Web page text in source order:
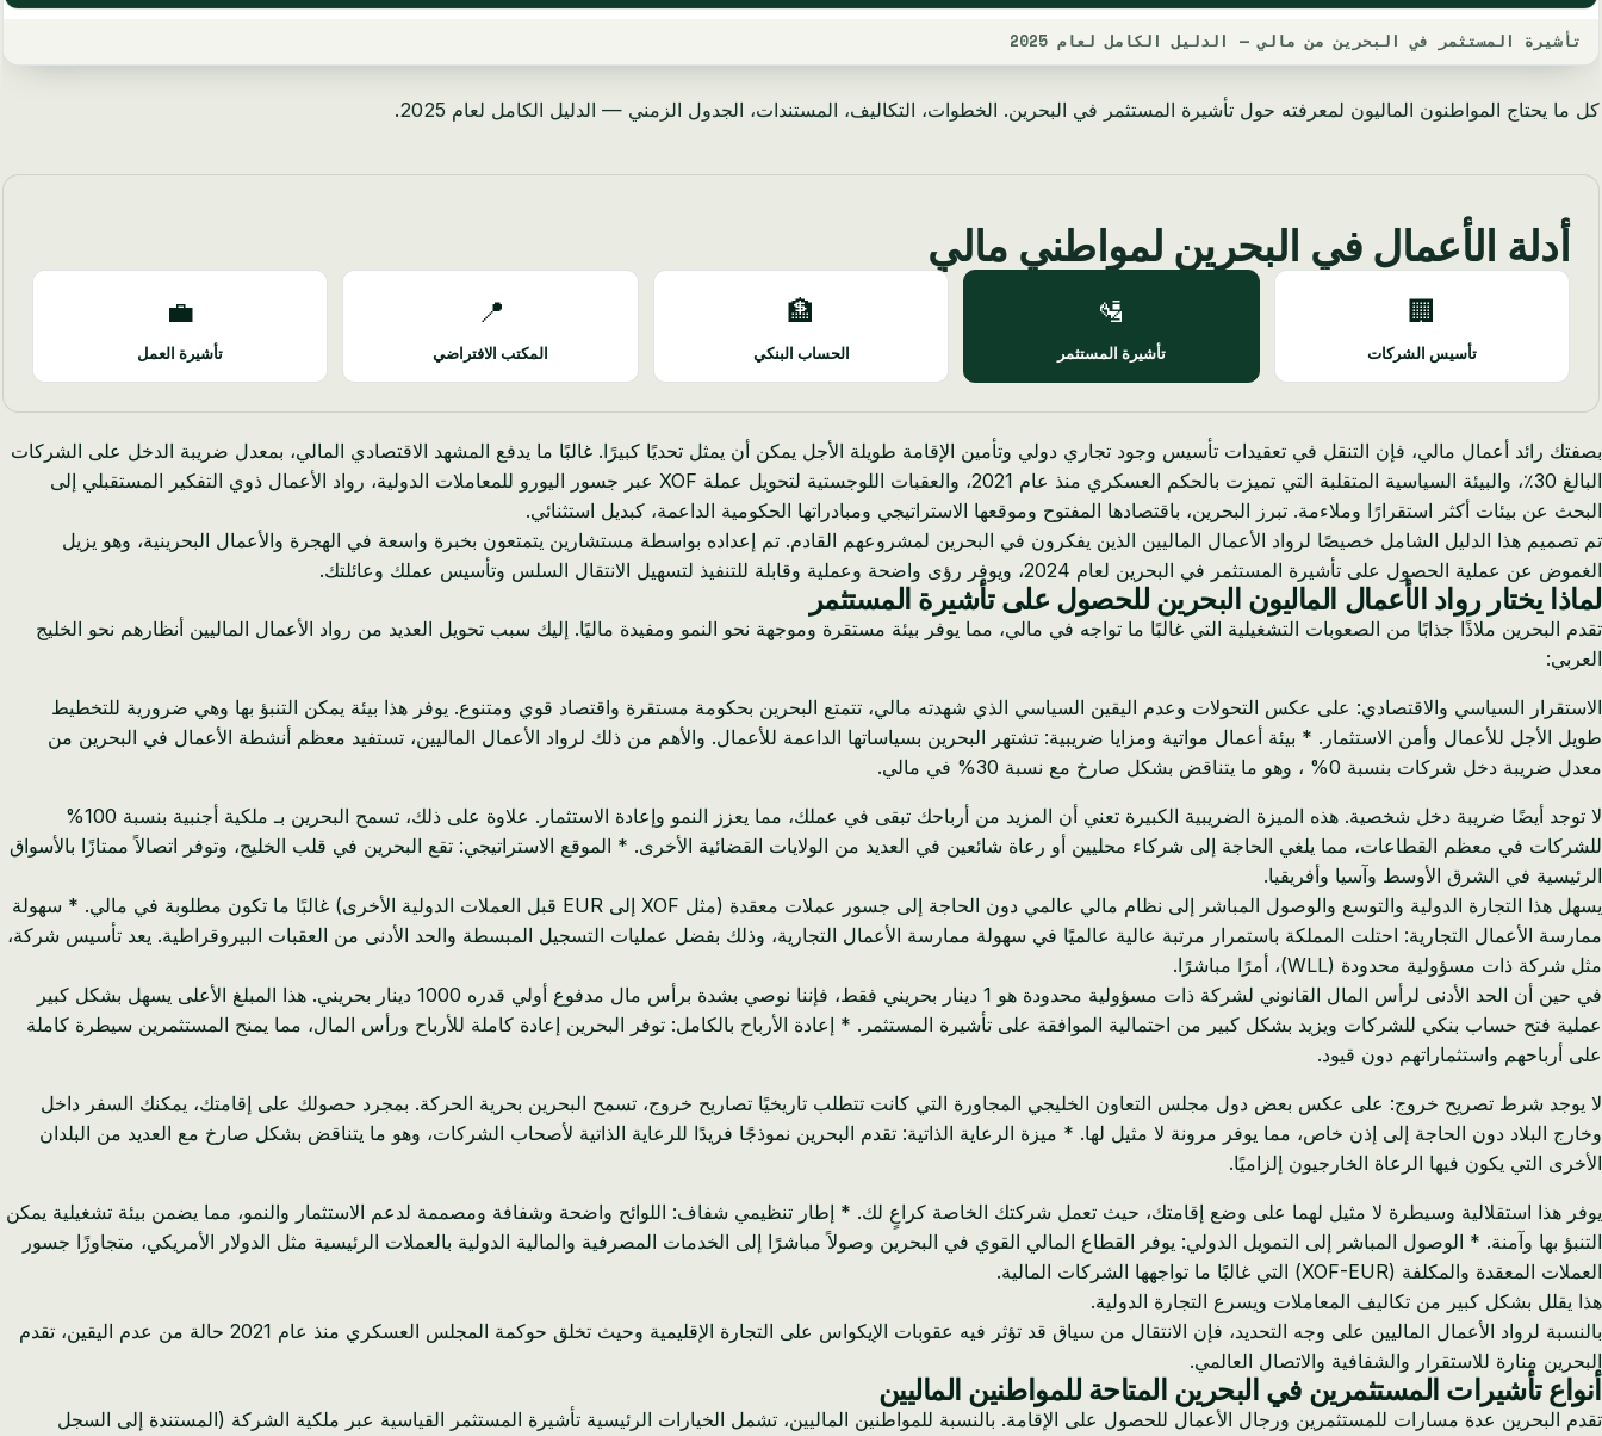
تأشيرة المستثمر في البحرين من مالي — الدليل الكامل لعام 2025
كل ما يحتاج المواطنون الماليون لمعرفته حول تأشيرة المستثمر في البحرين. الخطوات، التكاليف، المستندات، الجدول الزمني — الدليل الكامل لعام 2025.
أدلة الأعمال في البحرين لمواطني مالي
🏢
تأسيس الشركات
🛂
تأشيرة المستثمر
🏦
الحساب البنكي
📍
المكتب الافتراضي
💼
تأشيرة العمل
بصفتك رائد أعمال مالي، فإن التنقل في تعقيدات تأسيس وجود تجاري دولي وتأمين الإقامة طويلة الأجل يمكن أن يمثل تحديًا كبيرًا. غالبًا ما يدفع المشهد الاقتصادي المالي، بمعدل ضريبة الدخل على الشركات
البالغ 30٪، والبيئة السياسية المتقلبة التي تميزت بالحكم العسكري منذ عام 2021، والعقبات اللوجستية لتحويل عملة XOF عبر جسور اليورو للمعاملات الدولية، رواد الأعمال ذوي التفكير المستقبلي إلى
البحث عن بيئات أكثر استقرارًا وملاءمة. تبرز البحرين، باقتصادها المفتوح وموقعها الاستراتيجي ومبادراتها الحكومية الداعمة، كبديل استثنائي.
تم تصميم هذا الدليل الشامل خصيصًا لرواد الأعمال الماليين الذين يفكرون في البحرين لمشروعهم القادم. تم إعداده بواسطة مستشارين يتمتعون بخبرة واسعة في الهجرة والأعمال البحرينية، وهو يزيل
الغموض عن عملية الحصول على تأشيرة المستثمر في البحرين لعام 2024، ويوفر رؤى واضحة وعملية وقابلة للتنفيذ لتسهيل الانتقال السلس وتأسيس عملك وعائلتك.
لماذا يختار رواد الأعمال الماليون البحرين للحصول على تأشيرة المستثمر
تقدم البحرين ملاذًا جذابًا من الصعوبات التشغيلية التي غالبًا ما تواجه في مالي، مما يوفر بيئة مستقرة وموجهة نحو النمو ومفيدة ماليًا. إليك سبب تحويل العديد من رواد الأعمال الماليين أنظارهم نحو الخليج
العربي:
الاستقرار السياسي والاقتصادي: على عكس التحولات وعدم اليقين السياسي الذي شهدته مالي، تتمتع البحرين بحكومة مستقرة واقتصاد قوي ومتنوع. يوفر هذا بيئة يمكن التنبؤ بها وهي ضرورية للتخطيط
طويل الأجل للأعمال وأمن الاستثمار. * بيئة أعمال مواتية ومزايا ضريبية: تشتهر البحرين بسياساتها الداعمة للأعمال. والأهم من ذلك لرواد الأعمال الماليين، تستفيد معظم أنشطة الأعمال في البحرين من
معدل ضريبة دخل شركات بنسبة 0% ، وهو ما يتناقض بشكل صارخ مع نسبة 30% في مالي.
لا توجد أيضًا ضريبة دخل شخصية. هذه الميزة الضريبية الكبيرة تعني أن المزيد من أرباحك تبقى في عملك، مما يعزز النمو وإعادة الاستثمار. علاوة على ذلك، تسمح البحرين بـ ملكية أجنبية بنسبة 100%
للشركات في معظم القطاعات، مما يلغي الحاجة إلى شركاء محليين أو رعاة شائعين في العديد من الولايات القضائية الأخرى. * الموقع الاستراتيجي: تقع البحرين في قلب الخليج، وتوفر اتصالاً ممتازًا بالأسواق
الرئيسية في الشرق الأوسط وآسيا وأفريقيا.
يسهل هذا التجارة الدولية والتوسع والوصول المباشر إلى نظام مالي عالمي دون الحاجة إلى جسور عملات معقدة (مثل XOF إلى EUR قبل العملات الدولية الأخرى) غالبًا ما تكون مطلوبة في مالي. * سهولة
ممارسة الأعمال التجارية: احتلت المملكة باستمرار مرتبة عالية عالميًا في سهولة ممارسة الأعمال التجارية، وذلك بفضل عمليات التسجيل المبسطة والحد الأدنى من العقبات البيروقراطية. يعد تأسيس شركة،
مثل شركة ذات مسؤولية محدودة (WLL)، أمرًا مباشرًا.
في حين أن الحد الأدنى لرأس المال القانوني لشركة ذات مسؤولية محدودة هو 1 دينار بحريني فقط، فإننا نوصي بشدة برأس مال مدفوع أولي قدره 1000 دينار بحريني. هذا المبلغ الأعلى يسهل بشكل كبير
عملية فتح حساب بنكي للشركات ويزيد بشكل كبير من احتمالية الموافقة على تأشيرة المستثمر. * إعادة الأرباح بالكامل: توفر البحرين إعادة كاملة للأرباح ورأس المال، مما يمنح المستثمرين سيطرة كاملة
على أرباحهم واستثماراتهم دون قيود.
لا يوجد شرط تصريح خروج: على عكس بعض دول مجلس التعاون الخليجي المجاورة التي كانت تتطلب تاريخيًا تصاريح خروج، تسمح البحرين بحرية الحركة. بمجرد حصولك على إقامتك، يمكنك السفر داخل
وخارج البلاد دون الحاجة إلى إذن خاص، مما يوفر مرونة لا مثيل لها. * ميزة الرعاية الذاتية: تقدم البحرين نموذجًا فريدًا للرعاية الذاتية لأصحاب الشركات، وهو ما يتناقض بشكل صارخ مع العديد من البلدان
الأخرى التي يكون فيها الرعاة الخارجيون إلزاميًا.
يوفر هذا استقلالية وسيطرة لا مثيل لهما على وضع إقامتك، حيث تعمل شركتك الخاصة كراعٍ لك. * إطار تنظيمي شفاف: اللوائح واضحة وشفافة ومصممة لدعم الاستثمار والنمو، مما يضمن بيئة تشغيلية يمكن
التنبؤ بها وآمنة. * الوصول المباشر إلى التمويل الدولي: يوفر القطاع المالي القوي في البحرين وصولاً مباشرًا إلى الخدمات المصرفية والمالية الدولية بالعملات الرئيسية مثل الدولار الأمريكي، متجاوزًا جسور
العملات المعقدة والمكلفة (XOF-EUR) التي غالبًا ما تواجهها الشركات المالية.
هذا يقلل بشكل كبير من تكاليف المعاملات ويسرع التجارة الدولية.
بالنسبة لرواد الأعمال الماليين على وجه التحديد، فإن الانتقال من سياق قد تؤثر فيه عقوبات الإيكواس على التجارة الإقليمية وحيث تخلق حوكمة المجلس العسكري منذ عام 2021 حالة من عدم اليقين، تقدم
البحرين منارة للاستقرار والشفافية والاتصال العالمي.
أنواع تأشيرات المستثمرين في البحرين المتاحة للمواطنين الماليين
تقدم البحرين عدة مسارات للمستثمرين ورجال الأعمال للحصول على الإقامة. بالنسبة للمواطنين الماليين، تشمل الخيارات الرئيسية تأشيرة المستثمر القياسية عبر ملكية الشركة (المستندة إلى السجل